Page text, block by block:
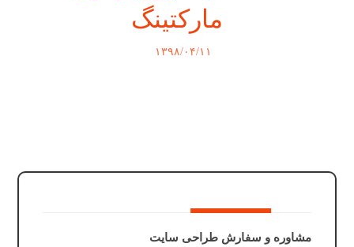
مارکتینگ
۱۳۹۸/۰۴/۱۱
مشاوره و سفارش طراحی سایت